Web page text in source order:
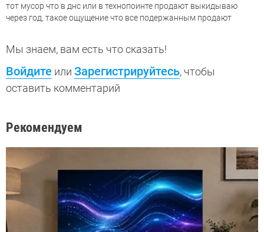
тот мусор что в днс или в технопоинте продают выкидываю
через год, такое ощущение что все подержанным продают
Мы знаем, вам есть что сказать!
Войдите или Зарегистрируйтесь, чтобы
оставить комментарий
Рекомендуем